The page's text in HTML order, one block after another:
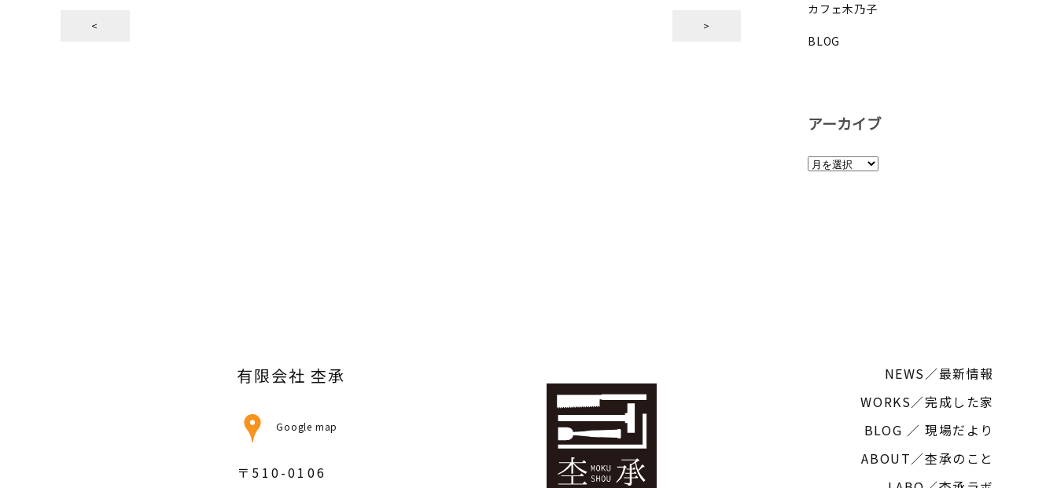
< >
カフェ木乃子
BLOG
アーカイブ
ア
有限会社 杢承
Google map
〒510-0106
NEWS／最新情報
WORKS／完成した家
BLOG ／ 現場だより
ABOUT／杢承のこと